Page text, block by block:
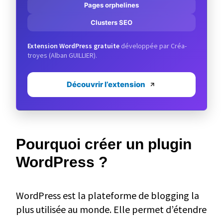
Pages orphelines
Clusters SEO
Extension WordPress gratuite développée par Créa-
troyes (Alban GUILLIER).
Découvrir l’extension
Pourquoi créer un plugin
WordPress ?
WordPress est la plateforme de blogging la
plus utilisée au monde. Elle permet d’étendre